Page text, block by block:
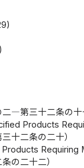
―第三十二条の十
Products
十二条の二十）
Requiring
の二十二）